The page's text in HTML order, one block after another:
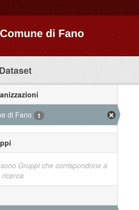
Dataset
di Fano
1
Gruppi che corrispondono a